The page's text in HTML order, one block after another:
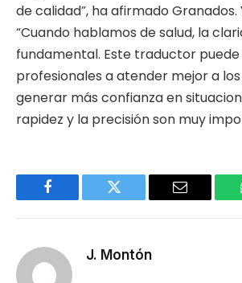
de calidad”, ha afirmado Granados.
“Cuando hablamos de salud, la
fundamental. Este traductor puede
profesionales a atender mejor a
generar más confianza en
rapidez y la precisión son muy
Facebook Twitter Email
J. Montón